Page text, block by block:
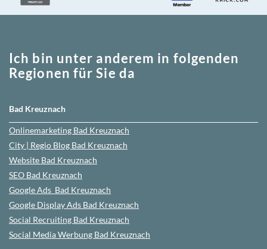
Ich bin unter anderem in folgenden
Regionen für Sie da
Bad Kreuznach
Onlinemarketing Bad Kreuznach
City | Regio Blog Bad Kreuznach
Website Bad Kreuznach
SEO Bad Kreuznach
Google Ads Bad Kreuznach
Google Display Ads Bad Kreuznach
Social Recruiting Bad Kreuznach
Social Media Werbung Bad Kreuznach